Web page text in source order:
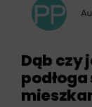
Dąb czy